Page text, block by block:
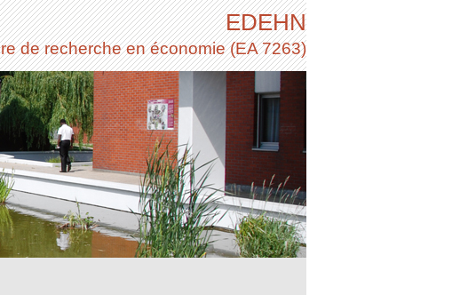
EDEHN
de recherche en économie (EA 7263)